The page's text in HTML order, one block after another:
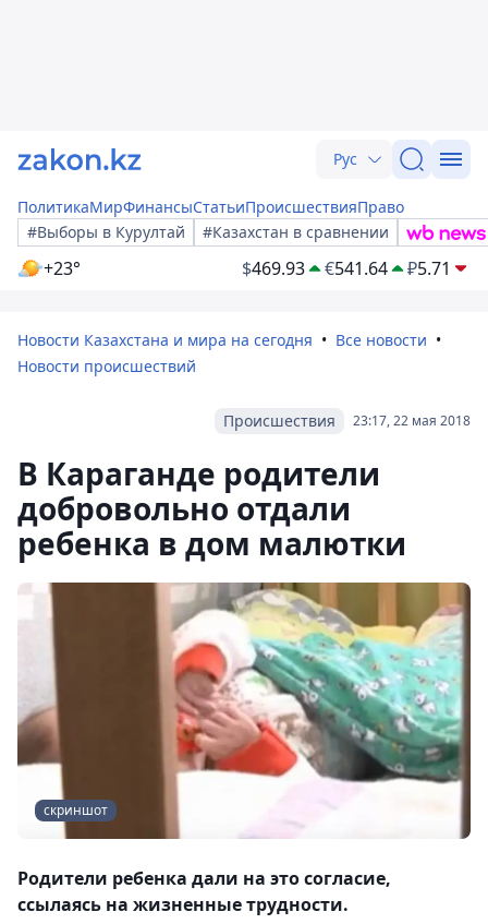
Рус
ПолитикаМирФинансыСтатьиПроисшествияПраво
#Выборы в Курултай
#Казахстан в сравнении
+23° $469.93 €541.64 ₽5.71
Новости Казахстана и мира на сегодня
Все новости
Новости происшествий
23:17, 22 мая 2018
Происшествия
В Караганде родители
добровольно отдали
ребенка в дом малютки
скриншот
Родители ребенка дали на это согласие,
ссылаясь на жизненные трудности.